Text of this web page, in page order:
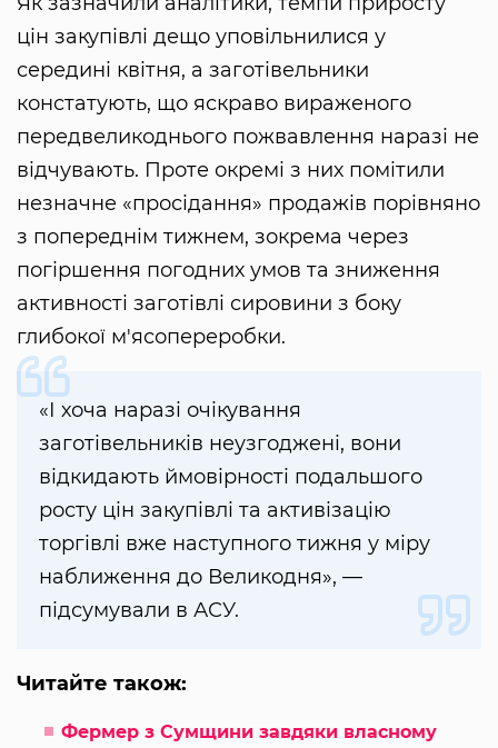
цін закупівлі дещо уповільнилися у
середині квітня, а заготівельники
констатують, що яскраво вираженого
передвеликоднього пожвавлення наразі не
відчувають. Проте окремі з них помітили
незначне «просідання» продажів порівняно
з попереднім тижнем, зокрема через
погіршення погодних умов та зниження
активності заготівлі сировини з боку
глибокої м'ясопереробки.
«І хоча наразі очікування
заготівельників неузгоджені, вони
відкидають ймовірності подальшого
росту цін закупівлі та активізацію
торгівлі вже наступного тижня у міру
наближення до Великодня», —
підсумували в АСУ.
Читайте також:
Фермер з Сумщини завдяки власному